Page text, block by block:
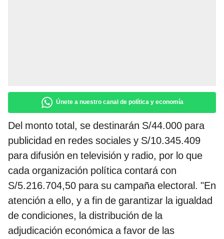
Únete a nuestro canal de política y economía
Del monto total, se destinarán S/44.000 para
publicidad en redes sociales y S/10.345.409
para difusión en televisión y radio, por lo que
cada organización política contará con
S/5.216.704,50 para su campaña electoral. "En
atención a ello, y a fin de garantizar la igualdad
de condiciones, la distribución de la
adjudicación económica a favor de las